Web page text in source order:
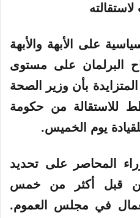
على الأبهة والأبهة
البرلمان على مستوى
المتزايدة بأن وزير الصحة
للاستقالة من حكومة
يوم الخميس.
المحاصر على تحديد
قبل أكثر من خمس
في مجلس العموم.